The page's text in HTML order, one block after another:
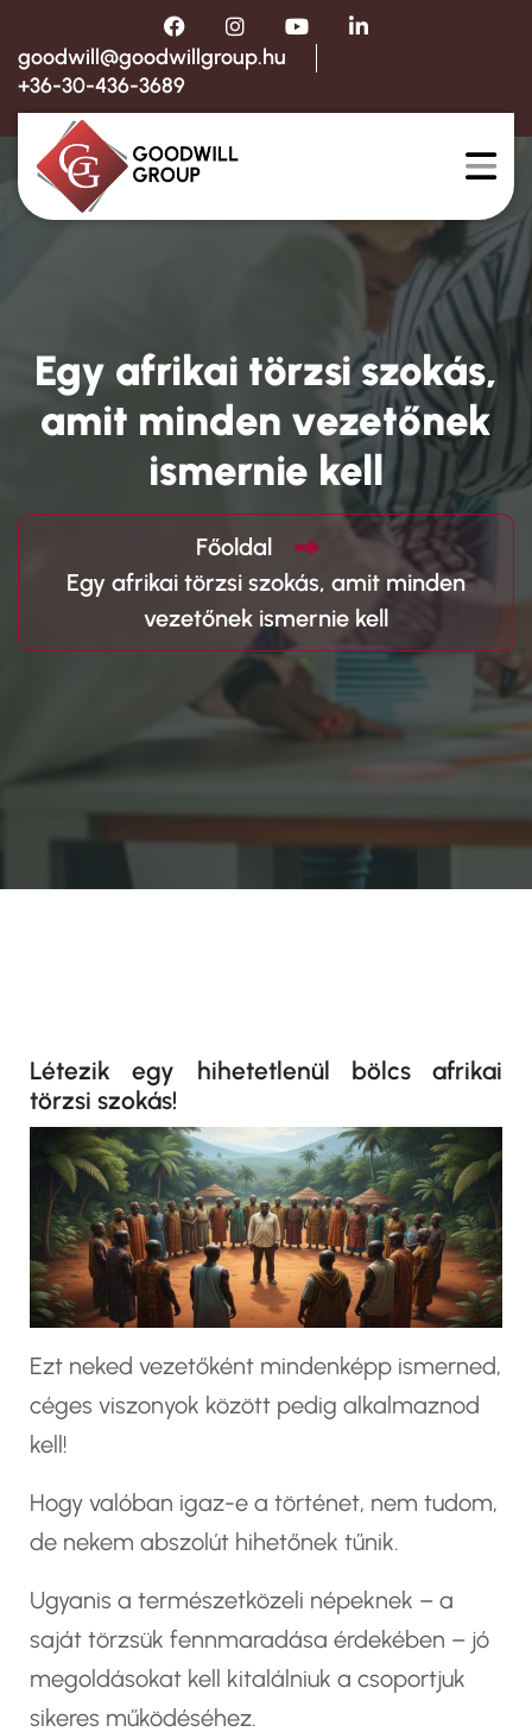
goodwill@goodwillgroup.hu
+36-30-436-3689
Egy afrikai törzsi szokás,
amit minden vezetőnek
ismernie kell
Főoldal
Egy afrikai törzsi szokás, amit minden
vezetőnek ismernie kell
Létezik egy hihetetlenül bölcs afrikai
törzsi szokás!
Ezt neked vezetőként mindenképp ismerned,
céges viszonyok között pedig alkalmaznod
kell!
Hogy valóban igaz-e a történet, nem tudom,
de nekem abszolút hihetőnek tűnik.
Ugyanis a természetközeli népeknek – a
saját törzsük fennmaradása érdekében – jó
megoldásokat kell kitalálniuk a csoportjuk
sikeres működéséhez.